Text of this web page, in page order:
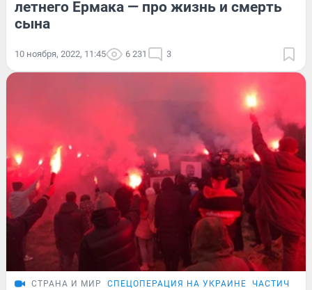
летнего Ермака — про жизнь и смерть
сына
10 ноября, 2022, 11:45 6 231 3
СТРАНА И МИР СПЕЦОПЕРАЦИЯ НА УКРАИНЕ